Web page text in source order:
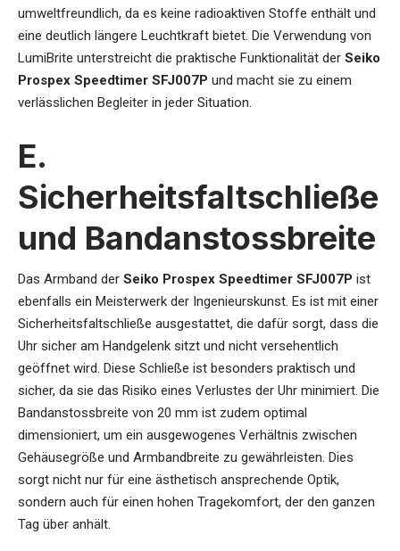
umweltfreundlich, da es keine radioaktiven Stoffe enthält und
eine deutlich längere Leuchtkraft bietet. Die Verwendung von
LumiBrite unterstreicht die praktische Funktionalität der Seiko
Prospex Speedtimer SFJ007P und macht sie zu einem
verlässlichen Begleiter in jeder Situation.
E.
Sicherheitsfaltschließe
und Bandanstossbreite
Das Armband der Seiko Prospex Speedtimer SFJ007P ist
ebenfalls ein Meisterwerk der Ingenieurskunst. Es ist mit einer
Sicherheitsfaltschließe ausgestattet, die dafür sorgt, dass die
Uhr sicher am Handgelenk sitzt und nicht versehentlich
geöffnet wird. Diese Schließe ist besonders praktisch und
sicher, da sie das Risiko eines Verlustes der Uhr minimiert. Die
Bandanstossbreite von 20 mm ist zudem optimal
dimensioniert, um ein ausgewogenes Verhältnis zwischen
Gehäusegröße und Armbandbreite zu gewährleisten. Dies
sorgt nicht nur für eine ästhetisch ansprechende Optik,
sondern auch für einen hohen Tragekomfort, der den ganzen
Tag über anhält.